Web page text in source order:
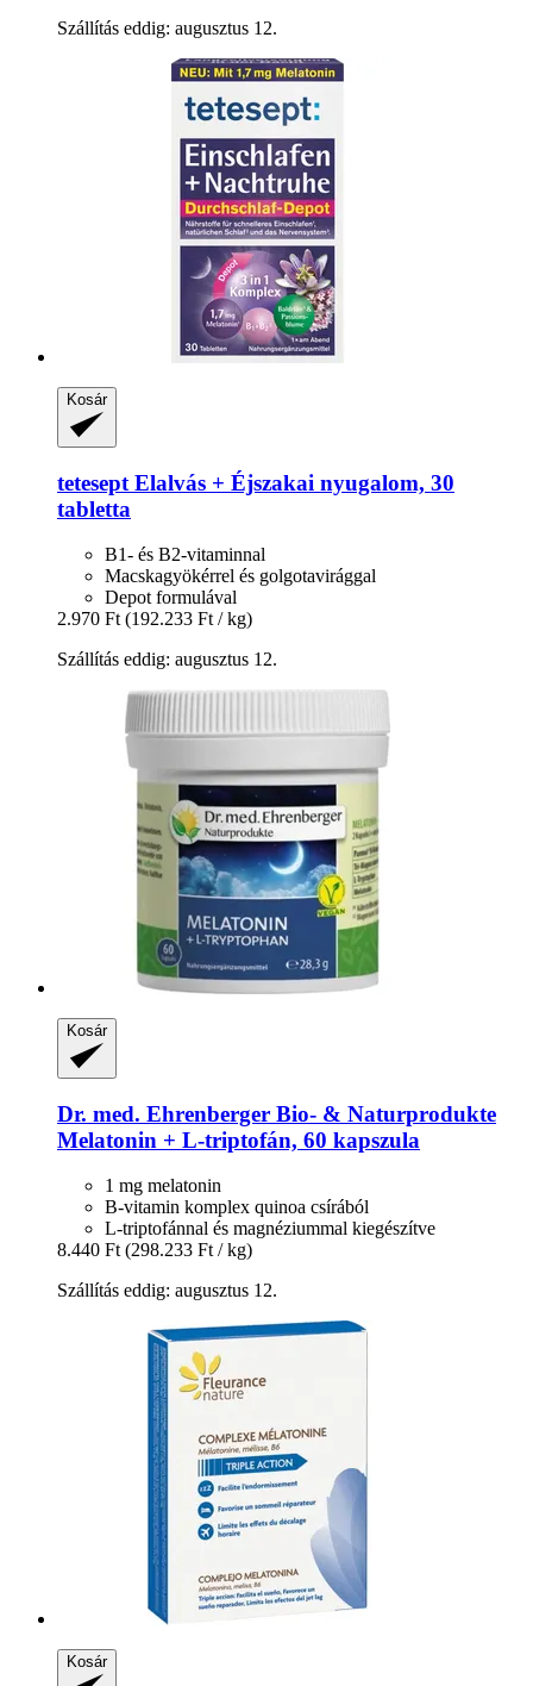
Szállítás eddig: augusztus 12.
Kosár
tetesept Elalvás + Éjszakai nyugalom, 30
tabletta
B1- és B2-vitaminnal
Macskagyökérrel és golgotavirággal
Depot formulával
2.970 Ft (192.233 Ft / kg)
Szállítás eddig: augusztus 12.
Kosár
Dr. med. Ehrenberger Bio- & Naturprodukte
Melatonin + L-​triptofán, 60 kapszula
1 mg melatonin
B-vitamin komplex quinoa csírából
L-triptofánnal és magnéziummal kiegészítve
8.440 Ft (298.233 Ft / kg)
Szállítás eddig: augusztus 12.
Kosár